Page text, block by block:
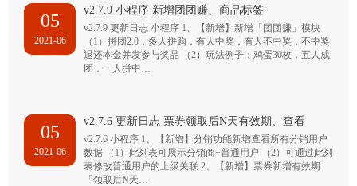
05
2021-06
v2.7.9 小程序 新增团团赚、商品标签
v2.7.9 更新日志 小程序 1、【新增】新增「团团赚」模块
（1）拼团2.0，多人拼购，有人中奖，有人不中奖，不中奖
退还本金并发参与奖品 （2）玩法例子：鸡蛋30枚，五人成
团，一人拼中…
05
2021-06
v2.7.6 更新日志 票券领取后N天有效期、查看
v2.7.6 小程序 1、【新增】分销功能新增查看所有分销用户
数据 （1）此列表可展示分销商+普通用户 （2）可通过此列
表修改普通用户的上级关联 2、【新增】票券新增有效期
「领取后N天…